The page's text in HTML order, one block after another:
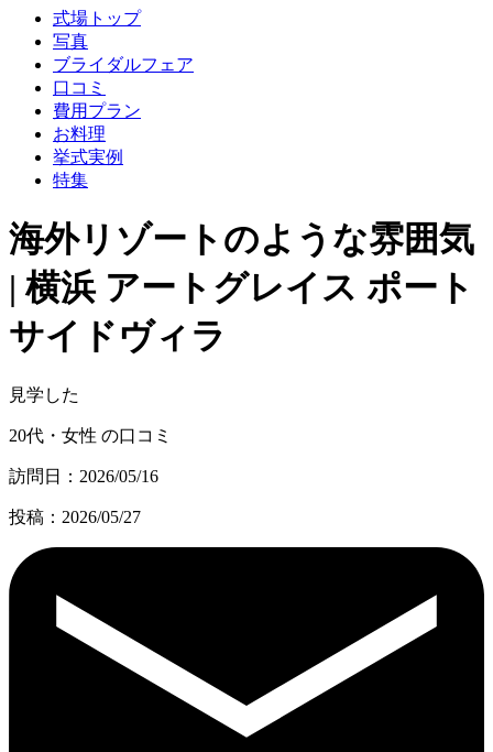
式場トップ
写真
ブライダルフェア
口コミ
費用プラン
お料理
挙式実例
特集
海外リゾートのような雰囲気
| 横浜 アートグレイス ポート
サイドヴィラ
見学した
20代・女性 の口コミ
訪問日：2026/05/16
投稿：2026/05/27